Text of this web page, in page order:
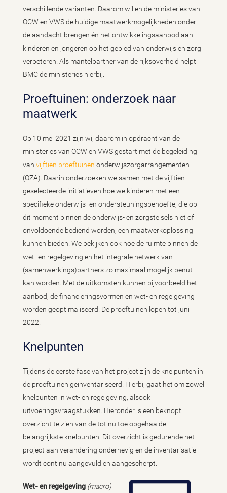
verschillende varianten. Daarom willen de ministeries van
OCW en VWS de huidige maatwerkmogelijkheden onder
de aandacht brengen én het ontwikkelingsaanbod aan
kinderen en jongeren op het gebied van onderwijs en zorg
verbeteren. Als mantelpartner van de rijksoverheid helpt
BMC de ministeries hierbij.
Proeftuinen: onderzoek naar
maatwerk
Op 10 mei 2021 zijn wij daarom in opdracht van de
ministeries van OCW en VWS gestart met de begeleiding
van vijftien proeftuinen onderwijszorgarrangementen
(OZA). Daarin onderzoeken we samen met de vijftien
geselecteerde initiatieven hoe we kinderen met een
specifieke onderwijs- en ondersteuningsbehoefte, die op
dit moment binnen de onderwijs- en zorgstelsels niet of
onvoldoende bediend worden, een maatwerkoplossing
kunnen bieden. We bekijken ook hoe de ruimte binnen de
wet- en regelgeving en het integrale netwerk van
(samenwerkings)partners zo maximaal mogelijk benut
kan worden. Met de uitkomsten kunnen bijvoorbeeld het
aanbod, de financieringsvormen en wet- en regelgeving
worden geoptimaliseerd. De proeftuinen lopen tot juni
2022.
Knelpunten
Tijdens de eerste fase van het project zijn de knelpunten in
de proeftuinen geïnventariseerd. Hierbij gaat het om zowel
knelpunten in wet- en regelgeving, alsook
uitvoeringsvraagstukken. Hieronder is een beknopt
overzicht te zien van de tot nu toe opgehaalde
belangrijkste knelpunten. Dit overzicht is gedurende het
project aan verandering onderhevig en de inventarisatie
wordt continu aangevuld en aangescherpt.
Wet- en regelgeving (macro)